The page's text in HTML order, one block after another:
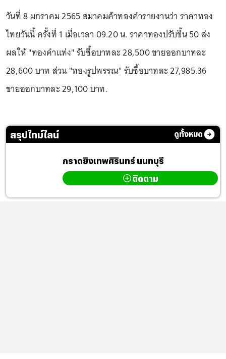
วันที่ 8 มกราคม 2565 สมาคมค้าทองคำรายงานว่า ราคาทอง
ไทยวันนี้ ครั้งที่ 1 เมื่อเวลา 09.20 น. ราคาทองปรับขึ้น 50 ส่ง
ผลให้ "ทองคำแท่ง" รับซื้อบาทละ 28,500 ขายออกบาทละ
28,600 บาท ส่วน "ทองรูปพรรณ" รับซื้อบาทละ 27,985.36
ขายออกบาทละ 29,100 บาท.
สรุปไทม์ไลน์ ดูทั้งหมด
กราดยิงเทพศิรินทร์ นนทบุรี
ติดตาม